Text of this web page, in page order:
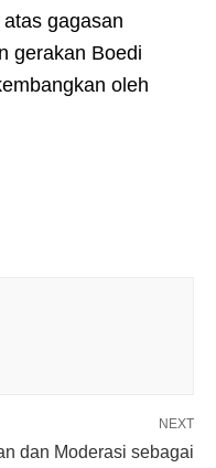
gagasan
gerakan Boedi
oleh
NEXT
dan Moderasi sebagai